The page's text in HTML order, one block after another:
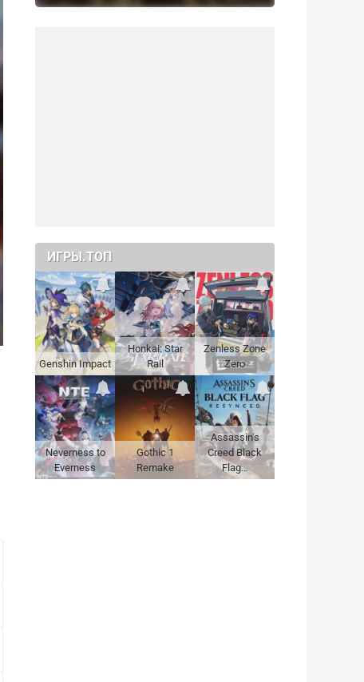
ИГРЫ.ТОП
Genshin Impact
Honkai: Star
Rail
Zenless Zone
Zero
Neverness to
Everness
Gothic 1
Remake
Assassin's
Creed Black
Flag…